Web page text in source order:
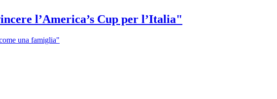
l’America’s Cup per l’Italia"
una famiglia"